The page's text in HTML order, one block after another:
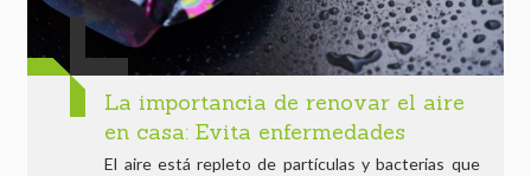
La importancia de renovar el aire
en casa: Evita enfermedades
El aire está repleto de partículas y bacterias que